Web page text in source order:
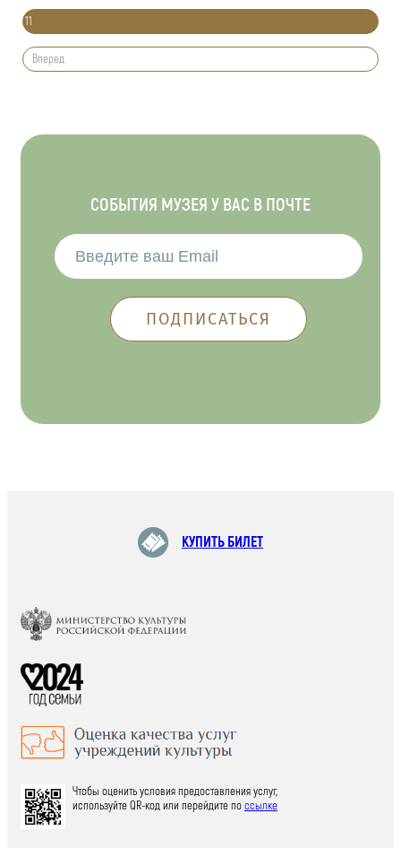
11
Вперед
СОБЫТИЯ МУЗЕЯ У ВАС В ПОЧТЕ
КУПИТЬ БИЛЕТ
Чтобы оценить условия предоставления услуг,
используйте QR-код или перейдите поссылке